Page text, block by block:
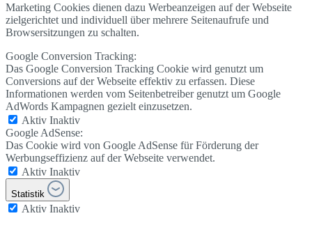
Marketing Cookies dienen dazu Werbeanzeigen auf der Webseite
zielgerichtet und individuell über mehrere Seitenaufrufe und
Browsersitzungen zu schalten.
Google Conversion Tracking:
Das Google Conversion Tracking Cookie wird genutzt um
Conversions auf der Webseite effektiv zu erfassen. Diese
Informationen werden vom Seitenbetreiber genutzt um Google
AdWords Kampagnen gezielt einzusetzen.
Aktiv Inaktiv
Google AdSense:
Das Cookie wird von Google AdSense für Förderung der
Werbungseffizienz auf der Webseite verwendet.
Aktiv Inaktiv
Statistik
Aktiv Inaktiv